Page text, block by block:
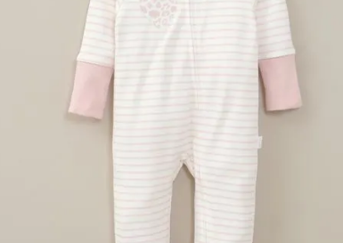
10